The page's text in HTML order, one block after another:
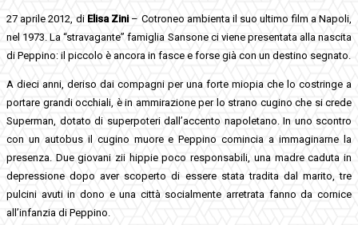
27 aprile 2012, di Elisa Zini– Cotroneo ambienta il suo ultimo film a Napoli,
nel 1973. La “stravagante” famiglia Sansone ci viene presentata alla nascita
di Peppino: il piccolo è ancora in fasce e forse già con un destino segnato.
A dieci anni, deriso dai compagni per una forte miopia che lo costringe a
portare grandi occhiali, è in ammirazione per lo strano cugino che si crede
Superman, dotato di superpoteri dall’accento napoletano. In uno scontro
con un autobus il cugino muore e Peppino comincia a immaginarne la
presenza. Due giovani zii hippie poco responsabili, una madre caduta in
depressione dopo aver scoperto di essere stata tradita dal marito, tre
pulcini avuti in dono e una città socialmente arretrata fanno da cornice
all’infanzia di Peppino.